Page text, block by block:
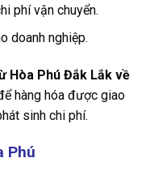
phí vận chuyển.
doanh nghiệp.
Hòa Phú Đắk Lắk về
hàng hóa được giao
sinh chi phí.
Phú